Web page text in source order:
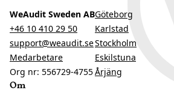
WeAudit Sweden AB
+46 10 410 29 50
support@weaudit.se
Medarbetare
Org nr: 556729-4755
Göteborg
Karlstad
Stockholm
Eskilstuna
Årjäng
Om